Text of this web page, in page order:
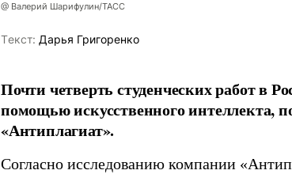
@ Валерий Шарифулин/ТАСС
Tекст: Дарья Григоренко
Почти четверть студенческих работ в
помощью искусственного интеллекта,
«Антиплагиат».
Согласно исследованию компании